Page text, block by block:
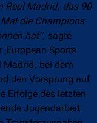
Real Madrid, das 90
die Champions
hat“, sagte
Sports
Madrid, bei dem
den Vorsprung auf
Erfolge des letzten
Jugendarbeit